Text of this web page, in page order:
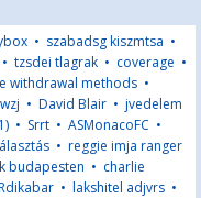
• szabadsg kiszmtsa •
• tzsdei tlagrak • coverage •
withdrawal methods •
• David Blair • jvedelem
• Srrt • ASMonacoFC •
• reggie imja ranger
budapesten • charlie
• lakshitel adjvrs •